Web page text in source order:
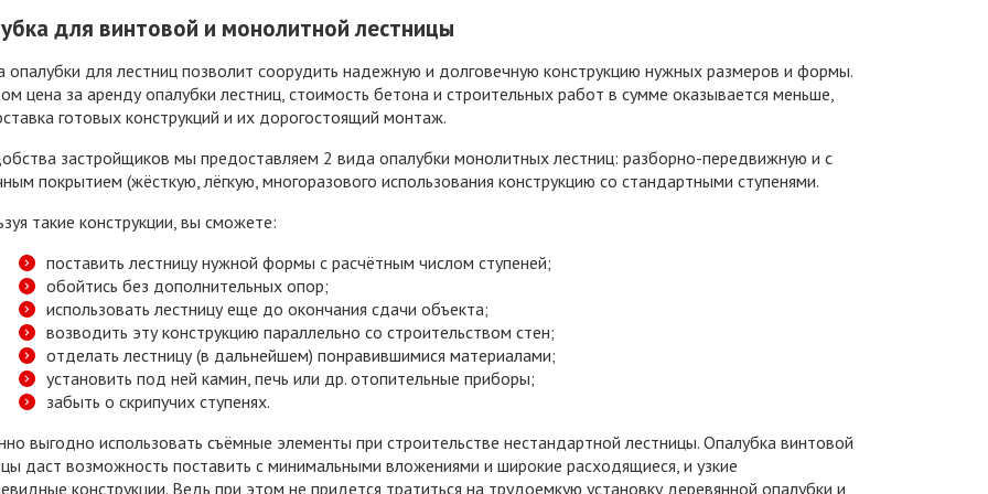
для винтовой и монолитной лестницы
опалубки для лестниц позволит соорудить надежную и долговечную конструкцию нужных размеров и формы.
цена за аренду опалубки лестниц, стоимость бетона и строительных работ в сумме оказывается меньше,
готовых конструкций и их дорогостоящий монтаж.
застройщиков мы предоставляем 2 вида опалубки монолитных лестниц: разборно-передвижную и с
покрытием (жёсткую, лёгкую, многоразового использования конструкцию со стандартными ступенями.
такие конструкции, вы сможете:
поставить лестницу нужной формы с расчётным числом ступеней;
обойтись без дополнительных опор;
использовать лестницу еще до окончания сдачи объекта;
возводить эту конструкцию параллельно со строительством стен;
отделать лестницу (в дальнейшем) понравившимися материалами;
установить под ней камин, печь или др. отопительные приборы;
забыть о скрипучих ступенях.
выгодно использовать съёмные элементы при строительстве нестандартной лестницы. Опалубка винтовой
даст возможность поставить с минимальными вложениями и широкие расходящиеся, и узкие
конструкции. Ведь при этом не придется тратиться на трудоемкую установку деревянной опалубки и